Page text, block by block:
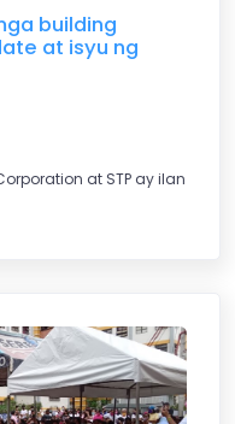
building
at isyu ng
at STP ay ilan